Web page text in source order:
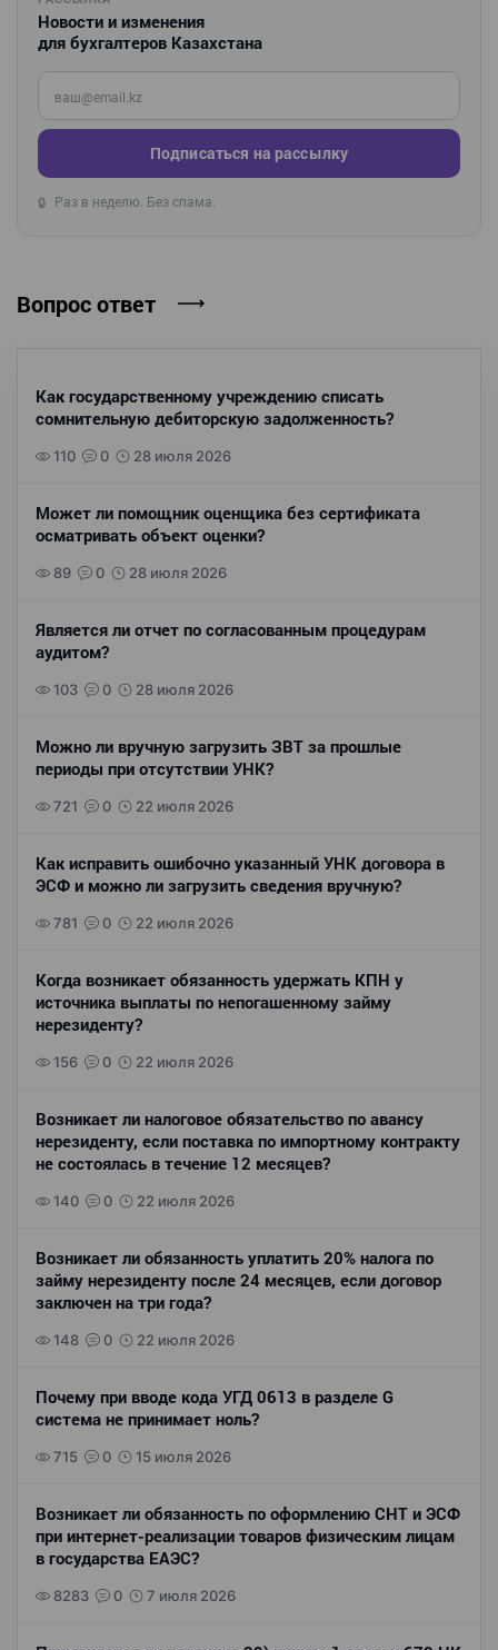
Новости и изменения
для бухгалтеров Казахстана
Введите ваш e-mail
Подписаться на рассылку
🔒 Раз в неделю. Без спама.
Вопрос ответ
Как государственному учреждению списать
сомнительную дебиторскую задолженность?
110 0 28 июля 2026
Может ли помощник оценщика без сертификата
осматривать объект оценки?
89 0 28 июля 2026
Является ли отчет по согласованным процедурам
аудитом?
103 0 28 июля 2026
Можно ли вручную загрузить ЗВТ за прошлые
периоды при отсутствии УНК?
721 0 22 июля 2026
Как исправить ошибочно указанный УНК договора в
ЭСФ и можно ли загрузить сведения вручную?
781 0 22 июля 2026
Когда возникает обязанность удержать КПН у
источника выплаты по непогашенному займу
нерезиденту?
156 0 22 июля 2026
Возникает ли налоговое обязательство по авансу
нерезиденту, если поставка по импортному контракту
не состоялась в течение 12 месяцев?
140 0 22 июля 2026
Возникает ли обязанность уплатить 20% налога по
займу нерезиденту после 24 месяцев, если договор
заключен на три года?
148 0 22 июля 2026
Почему при вводе кода УГД 0613 в разделе G
система не принимает ноль?
715 0 15 июля 2026
Возникает ли обязанность по оформлению СНТ и ЭСФ
при интернет-реализации товаров физическим лицам
в государства ЕАЭС?
8283 0 7 июля 2026